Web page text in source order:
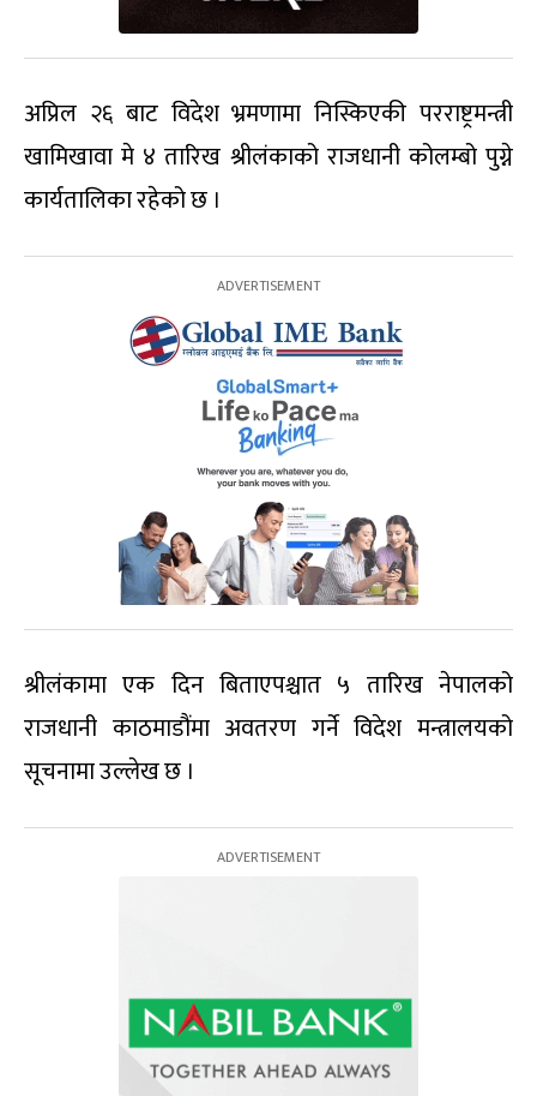
अप्रिल २६ बाट विदेश भ्रमणामा निस्किएकी परराष्ट्रमन्त्री
खामिखावा मे ४ तारिख श्रीलंकाको राजधानी कोलम्बो पुग्ने
कार्यतालिका रहेको छ ।
श्रीलंकामा एक दिन बिताएपश्चात ५ तारिख नेपालको
राजधानी काठमाडौंमा अवतरण गर्ने विदेश मन्त्रालयको
सूचनामा उल्लेख छ ।